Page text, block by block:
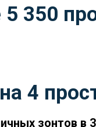
5 350
4
зонтов в